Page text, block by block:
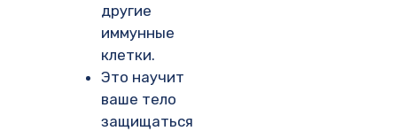
другие
иммунные
клетки.
Это научит
ваше тело
защищаться